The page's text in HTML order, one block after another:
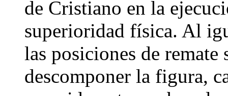
de Cristiano en la
superioridad física. Al
las posiciones de remate
descomponer la figura,